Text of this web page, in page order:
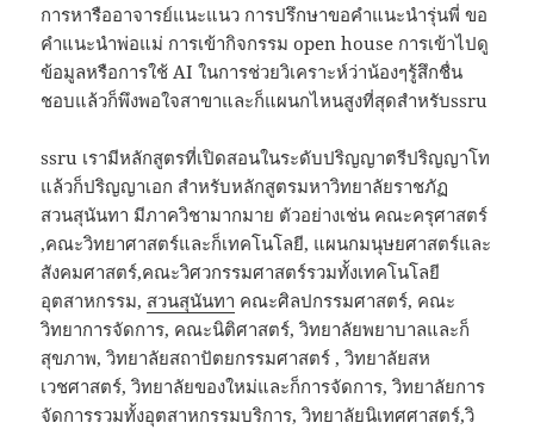
การหารืออาจารย์แนะแนว การปรึกษาขอคำแนะนำรุ่นพี่ ขอ
คำแนะนำพ่อแม่ การเข้ากิจกรรม open house การเข้าไปดู
ข้อมูลหรือการใช้ AI ในการช่วยวิเคราะห์ว่าน้องๆรู้สึกชื่น
ชอบแล้วก็พึงพอใจสาขาและก็แผนกไหนสูงที่สุดสำหรับssru
ssru เรามีหลักสูตรที่เปิดสอนในระดับปริญญาตรีปริญญาโท
แล้วก็ปริญญาเอก สำหรับหลักสูตรมหาวิทยาลัยราชภัฏ
สวนสุนันทา มีภาควิชามากมาย ตัวอย่างเช่น คณะครุศาสตร์
,คณะวิทยาศาสตร์และก็เทคโนโลยี, แผนกมนุษยศาสตร์และ
สังคมศาสตร์,คณะวิศวกรรมศาสตร์รวมทั้งเทคโนโลยี
อุตสาหกรรม, สวนสุนันทา คณะศิลปกรรมศาสตร์, คณะ
วิทยาการจัดการ, คณะนิติศาสตร์, วิทยาลัยพยาบาลและก็
สุขภาพ, วิทยาลัยสถาปัตยกรรมศาสตร์ , วิทยาลัยสห
เวชศาสตร์, วิทยาลัยของใหม่และก็การจัดการ, วิทยาลัยการ
จัดการรวมทั้งอุตสาหกรรมบริการ, วิทยาลัยนิเทศศาสตร์,วิ